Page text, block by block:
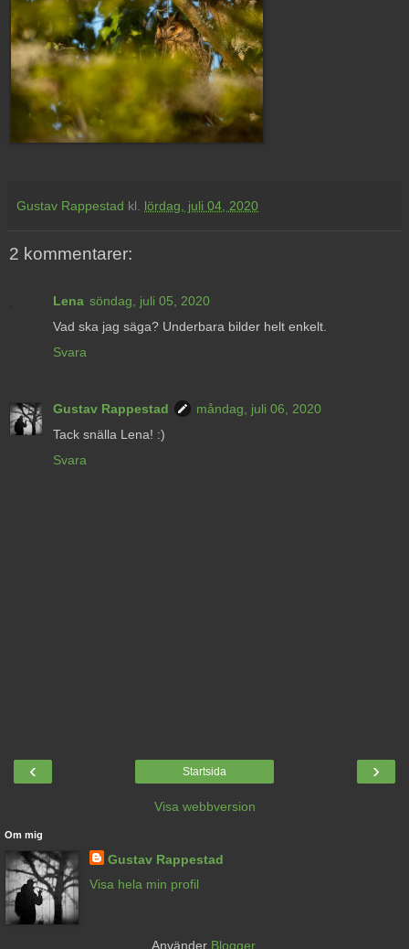
Gustav Rappestad kl. lördag, juli 04, 2020
2 kommentarer:
Lena söndag, juli 05, 2020
Vad ska jag säga? Underbara bilder helt enkelt.
Svara
Gustav Rappestad
måndag, juli 06, 2020
Tack snälla Lena! :)
Svara
‹ ›
Startsida
Visa webbversion
Om mig
Gustav Rappestad
Visa hela min profil
Använder Blogger.